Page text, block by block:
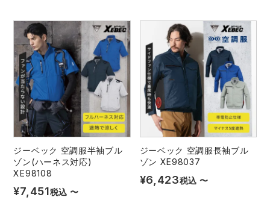
電熱ウェア・ヒートウェア
刺繍・プリント加工対象商品
ジーベック ランキング
ネーム刺繍・プリント加工対象商品
作業着
ニット
ファン付きウェア
防寒
サーヴォ セロリー 大阪支店
アタックベース サンエス
中塚被服 イーブンリバー
スターライト工業 東洋物産工業
弘進ゴム 藤井電工
福山ゴム工業
ジーベック 空調服半袖ブル
ゾン(ハーネス対応)
XE98108
¥7,451税込 〜
ジーベック 空調服長袖ブル
ゾン XE98037
¥6,423税込 〜